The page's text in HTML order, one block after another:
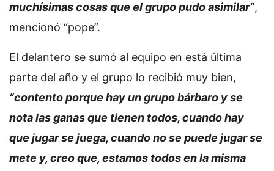
muchísimas cosas que el grupo pudo asimilar”,
mencionó “pope”.
El delantero se sumó al equipo en está última
parte del año y el grupo lo recibió muy bien,
“contento porque hay un grupo bárbaro y se
nota las ganas que tienen todos, cuando hay
que jugar se juega, cuando no se puede jugar se
mete y, creo que, estamos todos en la misma